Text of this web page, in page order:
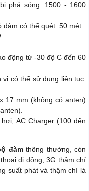
phá sóng: 1500 - 1600
đàm có thể quét: 50 mét
động từ -30 độ C đến 60
có thể sử dụng liên tục:
17 mm (không có anten)
AC Charger (100 đến
đàmthông thường, còn
di động, 3G thậm chí
suất phát và thậm chí là